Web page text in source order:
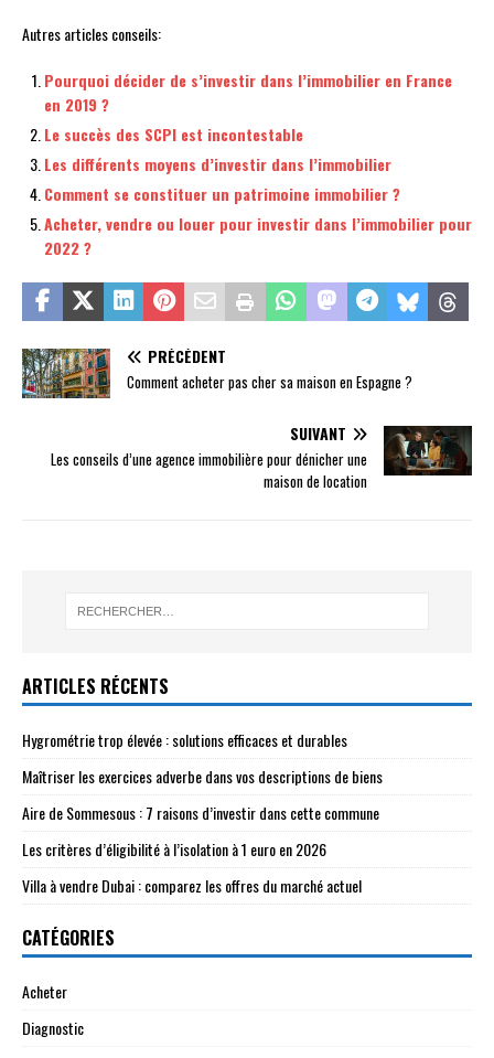
Autres articles conseils:
Pourquoi décider de s’investir dans l’immobilier en France
en 2019 ?
Le succès des SCPI est incontestable
Les différents moyens d’investir dans l’immobilier
Comment se constituer un patrimoine immobilier ?
Acheter, vendre ou louer pour investir dans l’immobilier pour
2022 ?
PRÉCÉDENT
Comment acheter pas cher sa maison en Espagne ?
SUIVANT
Les conseils d’une agence immobilière pour dénicher une
maison de location
ARTICLES RÉCENTS
Hygrométrie trop élevée : solutions efficaces et durables
Maîtriser les exercices adverbe dans vos descriptions de biens
Aire de Sommesous : 7 raisons d’investir dans cette commune
Les critères d’éligibilité à l’isolation à 1 euro en 2026
Villa à vendre Dubai : comparez les offres du marché actuel
CATÉGORIES
Acheter
Diagnostic